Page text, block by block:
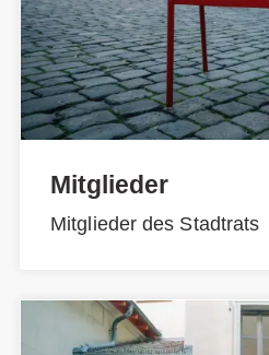
Mitglieder
Mitglieder des Stadtrats